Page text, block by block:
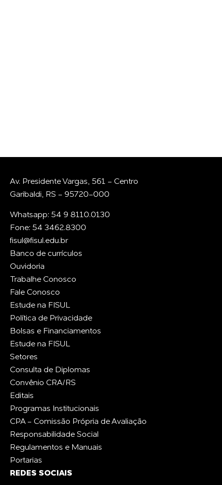
Av. Presidente Vargas, 561 - Centro
Garibaldi, RS - 95720-000
Whatsapp: 54 9 8110.0130
Fone: 54 3462.8300
fisul@fisul.edu.br
Banco de currículos
Ouvidoria
Trabalhe Conosco
Fale Conosco
Estude na FISUL
Política de Privacidade
Bolsas e Financiamentos
Estude na FISUL
Setores
Consulta de Diplomas
Convênio CRA/RS
Editais
Programas Institucionais
CPA - Comissão Própria de Avaliação
Responsabilidade Social
Regulamentos e Manuais
Portarias
REDES SOCIAIS